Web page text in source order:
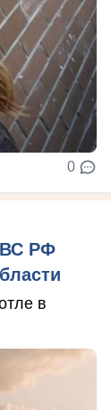
0
ВС РФ
в